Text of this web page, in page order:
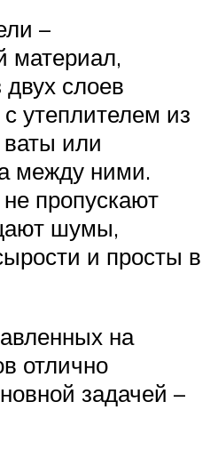
–
материал,
слоев
утеплителем из
или
между ними.
пропускают
шумы,
и просты в
на
отлично
задачей –